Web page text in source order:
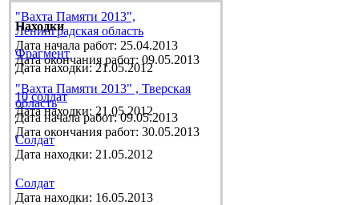
"Вахта Памяти 2013",
Ленинградская область
Дата начала работ: 25.04.2013
Дата окончания работ: 09.05.2013
"Вахта Памяти 2013" , Тверская
область
Дата начала работ: 09.05.2013
Дата окончания работ: 30.05.2013
Находки
Фрагмент
Дата находки: 21.05.2012
10 солдат
Дата находки: 21.05.2012
Солдат
Дата находки: 21.05.2012
Солдат
Дата находки: 16.05.2013